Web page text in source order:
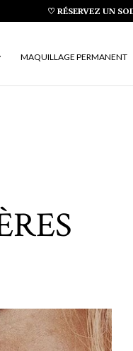
♡ RÉSERVEZ UN
MAQUILLAGE PERMANENT